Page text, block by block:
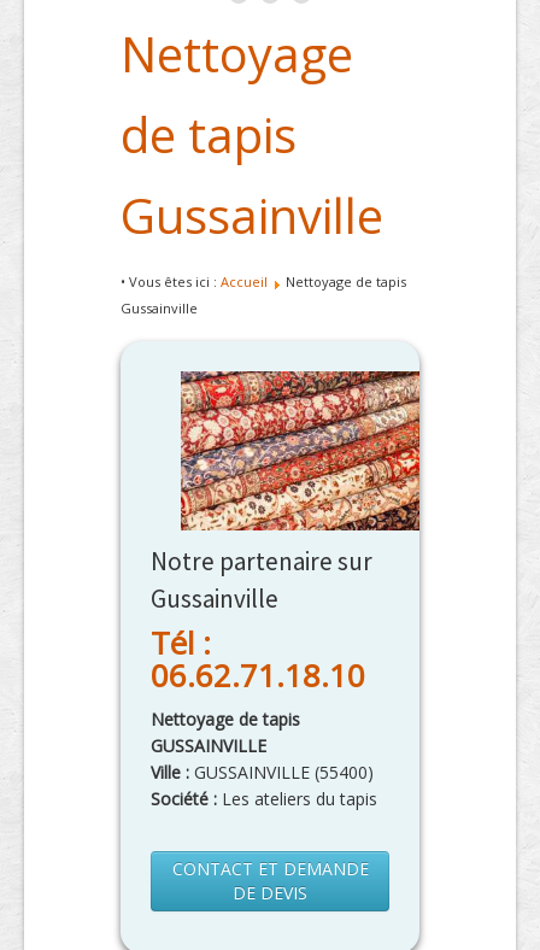
Nettoyage
de tapis
Gussainville
• Vous êtes ici : Accueil
Nettoyage de tapis
Gussainville
Notre partenaire sur
Gussainville
Tél :
06.62.71.18.10
Nettoyage de tapis
GUSSAINVILLE
Ville : GUSSAINVILLE (55400)
Société : Les ateliers du tapis
CONTACT ET DEMANDE
DE DEVIS